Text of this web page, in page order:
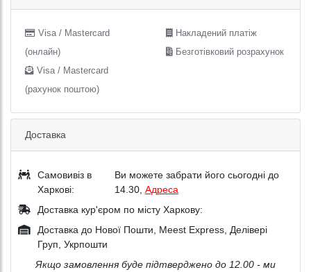
Visa / Mastercard
(онлайн)
Visa / Mastercard
(рахунок поштою)
Накладений платіж
Безготівковий розрахунок
Доставка
Самовивіз в
Харкові:
Ви можете забрати його сьогодні до
14.30, Адреса
Доставка кур'єром по місту Харкову:
Доставка до Нової Пошти, Meest Express, Делівері
Груп, Укрпошти
Якщо замовлення буде підтверджено до 12.00 - ми